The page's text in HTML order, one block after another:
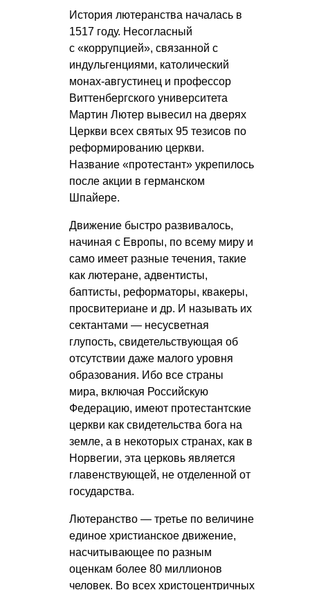
История лютеранства началась в
1517 году. Несогласный
с «коррупцией», связанной с
индульгенциями, католический
монах-августинец и профессор
Виттенбергского университета
Мартин Лютер вывесил на дверях
Церкви всех святых 95 тезисов по
реформированию церкви.
Название «протестант» укрепилось
после акции в германском
Шпайере.
Движение быстро развивалось,
начиная с Европы, по всему миру и
само имеет разные течения, такие
как лютеране, адвентисты,
баптисты, реформаторы, квакеры,
просвитериане и др. И называть их
сектантами — несусветная
глупость, свидетельствующая об
отсутствии даже малого уровня
образования. Ибо все страны
мира, включая Российскую
Федерацию, имеют протестантские
церкви как свидетельства бога на
земле, а в некоторых странах, как в
Норвегии, эта церковь является
главенствующей, не отделенной от
государства.
Лютеранство — третье по величине
единое христианское движение,
насчитывающее по разным
оценкам более 80 миллионов
человек. Во всех христоцентричных